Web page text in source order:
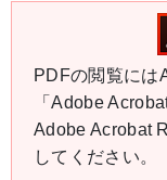
PDFの閲覧には
「Adobe
Adobe Acrobat
してください。